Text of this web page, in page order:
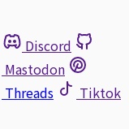
Discord
Mastodon
Threads
Tiktok